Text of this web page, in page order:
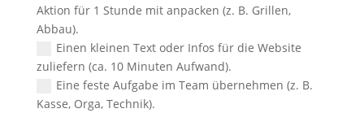
Aktion für 1 Stunde mit anpacken (z. B. Grillen,
Abbau).
Einen kleinen Text oder Infos für die Website
zuliefern (ca. 10 Minuten Aufwand).
Eine feste Aufgabe im Team übernehmen (z. B.
Kasse, Orga, Technik).